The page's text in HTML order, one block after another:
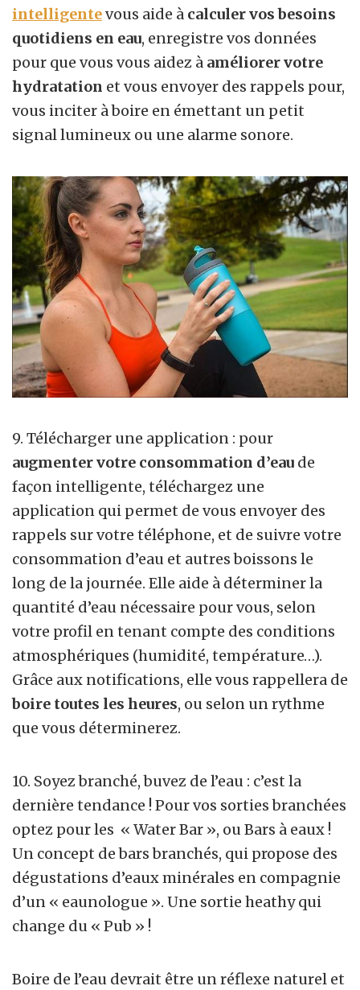
intelligentevous aide à calculer vos besoins
quotidiens en eau, enregistre vos données
pour que vous vous aidez à améliorer votre
hydratation et vous envoyer des rappels pour,
vous inciter à boire en émettant un petit
signal lumineux ou une alarme sonore.
9. Télécharger une application : pour
augmenter votre consommation d’eau de
façon intelligente, téléchargez une
application qui permet de vous envoyer des
rappels sur votre téléphone, et de suivre votre
consommation d’eau et autres boissons le
long de la journée. Elle aide à déterminer la
quantité d’eau nécessaire pour vous, selon
votre profil en tenant compte des conditions
atmosphériques (humidité, température…).
Grâce aux notifications, elle vous rappellera de
boire toutes les heures, ou selon un rythme
que vous déterminerez.
10. Soyez branché, buvez de l’eau : c’est la
dernière tendance ! Pour vos sorties branchées
optez pour les « Water Bar », ou Bars à eaux !
Un concept de bars branchés, qui propose des
dégustations d’eaux minérales en compagnie
d’un « eaunologue ». Une sortie heathy qui
change du « Pub » !
Boire de l’eau devrait être un réflexe naturel et